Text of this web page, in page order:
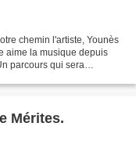
chemin l'artiste, Younès
aime la musique depuis
parcours qui sera
Mérites.